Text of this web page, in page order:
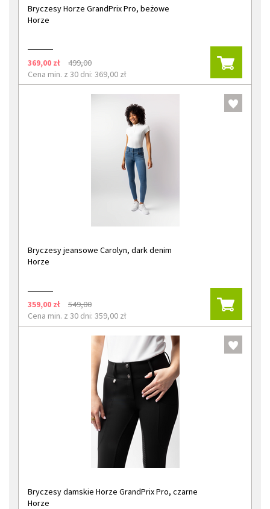
Bryczesy Horze GrandPrix Pro, beżowe
Horze
369,00 zł
499,00
Cena min. z 30 dni: 369,00 zł
Bryczesy jeansowe Carolyn, dark denim
Horze
359,00 zł
549,00
Cena min. z 30 dni: 359,00 zł
Bryczesy damskie Horze GrandPrix Pro, czarne
Horze